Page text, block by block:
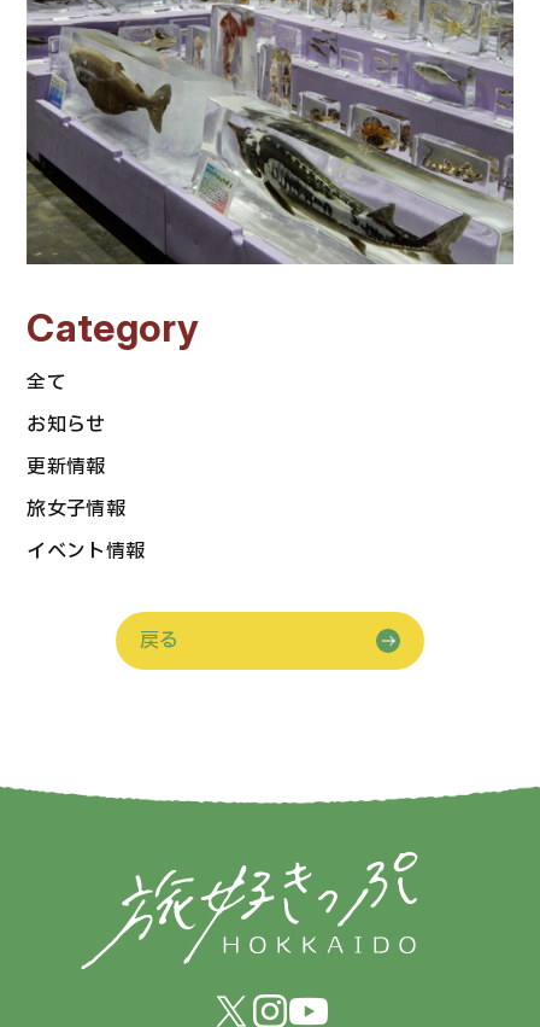
Category
全て
お知らせ
更新情報
旅女子情報
イベント情報
戻る